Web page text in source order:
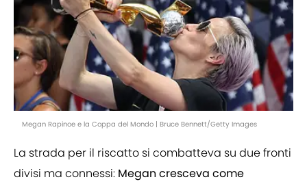
Megan Rapinoe e la Coppa del Mondo | Bruce Bennett/Getty Images
La strada per il riscatto si combatteva su due fronti
divisi ma connessi: Megan cresceva come